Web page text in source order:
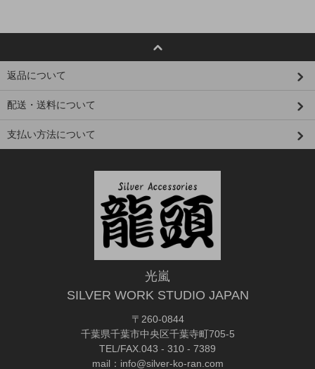
返品について
配送・送料について
支払い方法について
光嵐
SILVER WORK STUDIO JAPAN
〒260-0844
千葉県千葉市中央区千葉寺町705-5
TEL/FAX.043 - 310 - 7389
mail：info@silver-ko-ran.com